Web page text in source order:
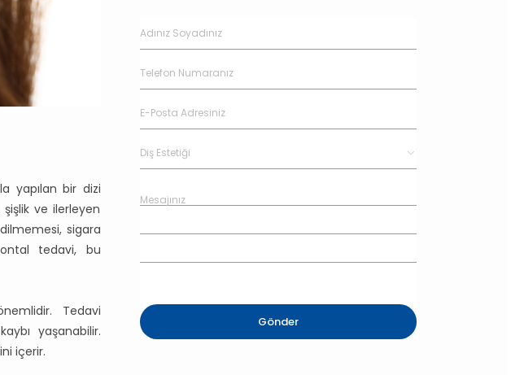
yapılan bir dizi
ve ilerleyen
sigara
tedavi, bu
Tedavi
yaşanabilir.
içerir.
Gönder